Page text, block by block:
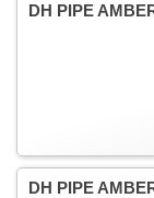
DH PIPE
DH PIPE